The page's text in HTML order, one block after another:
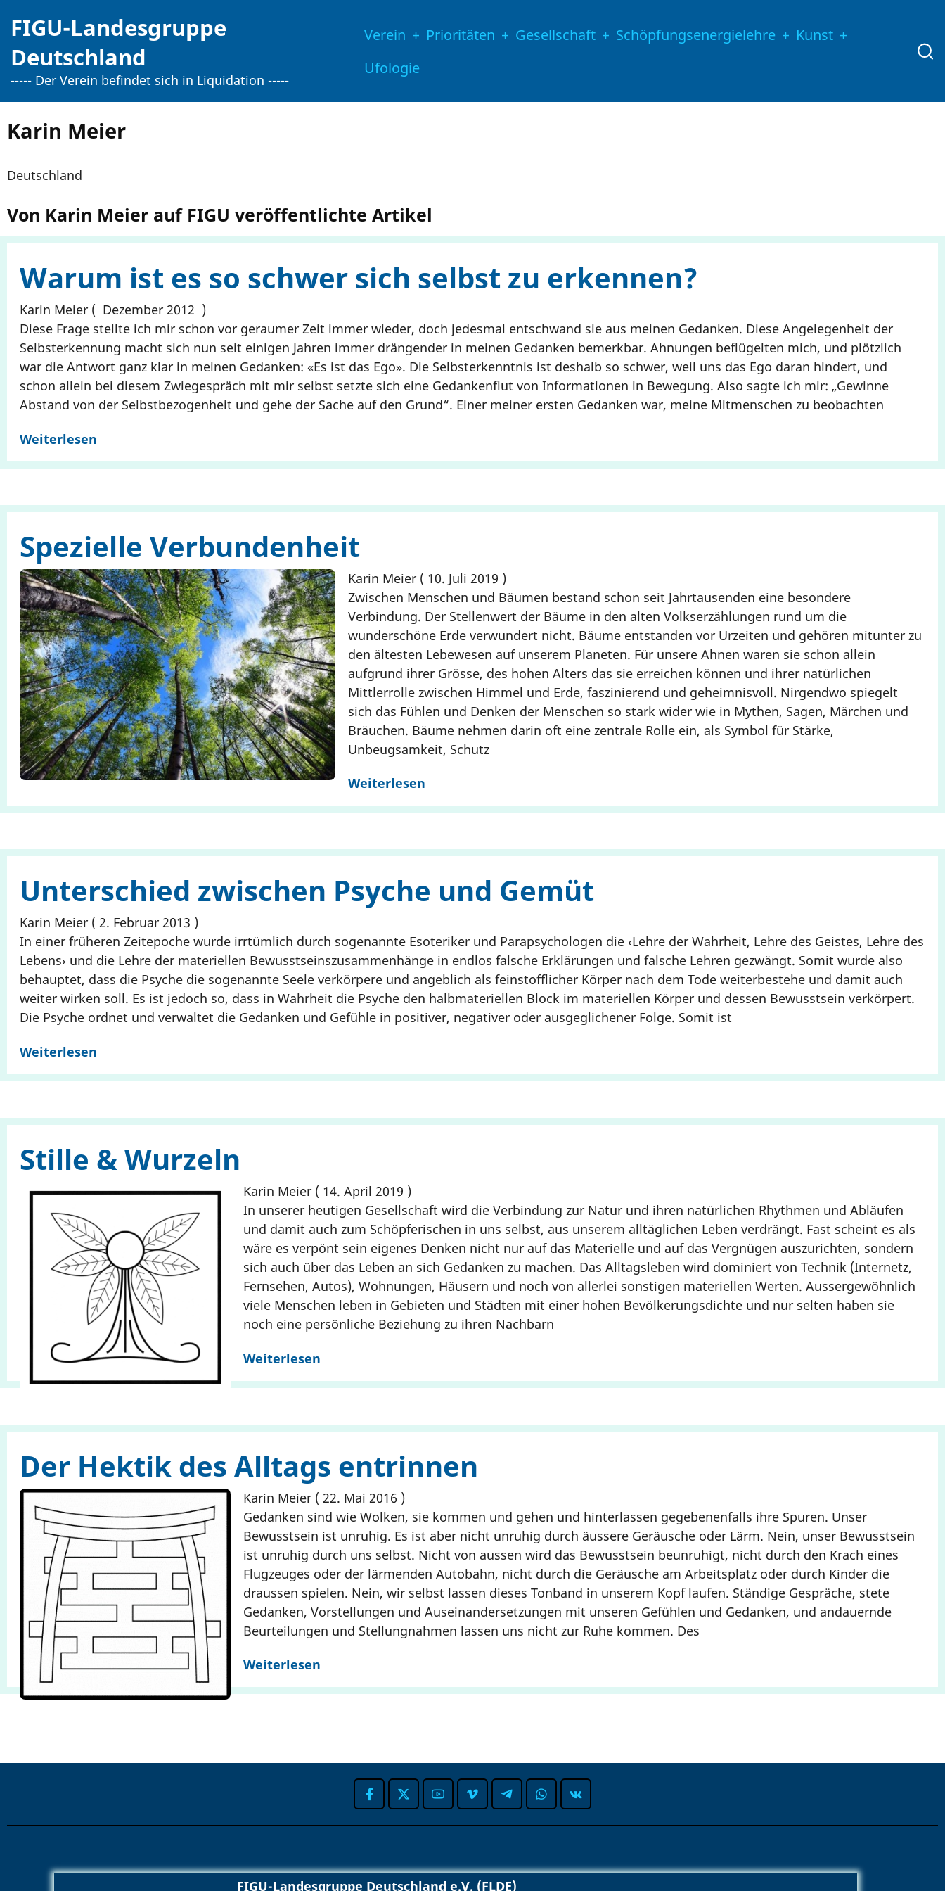
zum
Inhalt
FIGU-Landesgruppe
Deutschland
----- Der Verein befindet sich in Liquidation -----
Hauptnavigation
Verein Prioritäten Gesellschaft Schöpfungsenergielehre
Kunst
Ufologie
Karin Meier
Deutschland
Von Karin Meier auf FIGU veröffentlichte Artikel
Warum ist es so schwer sich selbst zu erkennen?
Karin Meier
Dezember 2012
Diese Frage stellte ich mir schon vor geraumer Zeit immer wieder, doch jedesmal entschwand sie aus meinen Gedanken. Diese Angelegenheit der
Selbsterkennung macht sich nun seit einigen Jahren immer drängender in meinen Gedanken bemerkbar. Ahnungen beflügelten mich, und plötzlich
war die Antwort ganz klar in meinen Gedanken: «Es ist das Ego». Die Selbsterkenntnis ist deshalb so schwer, weil uns das Ego daran hindert, und
schon allein bei diesem Zwiegespräch mit mir selbst setzte sich eine Gedankenflut von Informationen in Bewegung. Also sagte ich mir: „Gewinne
Abstand von der Selbstbezogenheit und gehe der Sache auf den Grund“. Einer meiner ersten Gedanken war, meine Mitmenschen zu beobachten
Weiterlesen
Spezielle Verbundenheit
Karin Meier
10. Juli 2019
Zwischen Menschen und Bäumen bestand schon seit Jahrtausenden eine besondere
Verbindung. Der Stellenwert der Bäume in den alten Volkserzählungen rund um die
wunderschöne Erde verwundert nicht. Bäume entstanden vor Urzeiten und gehören mitunter zu
den ältesten Lebewesen auf unserem Planeten. Für unsere Ahnen waren sie schon allein
aufgrund ihrer Grösse, des hohen Alters das sie erreichen können und ihrer natürlichen
Mittlerrolle zwischen Himmel und Erde, faszinierend und geheimnisvoll. Nirgendwo spiegelt
sich das Fühlen und Denken der Menschen so stark wider wie in Mythen, Sagen, Märchen und
Bräuchen. Bäume nehmen darin oft eine zentrale Rolle ein, als Symbol für Stärke,
Unbeugsamkeit, Schutz
Weiterlesen
Unterschied zwischen Psyche und Gemüt
Karin Meier
2. Februar 2013
In einer früheren Zeitepoche wurde irrtümlich durch sogenannte Esoteriker und Parapsychologen die ‹Lehre der Wahrheit, Lehre des Geistes, Lehre des
Lebens› und die Lehre der materiellen Bewusstseinszusammenhänge in endlos falsche Erklärungen und falsche Lehren gezwängt. Somit wurde also
behauptet, dass die Psyche die sogenannte Seele verkörpere und angeblich als feinstofflicher Körper nach dem Tode weiterbestehe und damit auch
weiter wirken soll. Es ist jedoch so, dass in Wahrheit die Psyche den halbmateriellen Block im materiellen Körper und dessen Bewusstsein verkörpert.
Die Psyche ordnet und verwaltet die Gedanken und Gefühle in positiver, negativer oder ausgeglichener Folge. Somit ist
Weiterlesen
Stille & Wurzeln
Karin Meier
14. April 2019
In unserer heutigen Gesellschaft wird die Verbindung zur Natur und ihren natürlichen Rhythmen und Abläufen
und damit auch zum Schöpferischen in uns selbst, aus unserem alltäglichen Leben verdrängt. Fast scheint es als
wäre es verpönt sein eigenes Denken nicht nur auf das Materielle und auf das Vergnügen auszurichten, sondern
sich auch über das Leben an sich Gedanken zu machen. Das Alltagsleben wird dominiert von Technik (Internetz,
Fernsehen, Autos), Wohnungen, Häusern und noch von allerlei sonstigen materiellen Werten. Aussergewöhnlich
viele Menschen leben in Gebieten und Städten mit einer hohen Bevölkerungsdichte und nur selten haben sie
noch eine persönliche Beziehung zu ihren Nachbarn
Weiterlesen
Der Hektik des Alltags entrinnen
Karin Meier
22. Mai 2016
Gedanken sind wie Wolken, sie kommen und gehen und hinterlassen gegebenenfalls ihre Spuren. Unser
Bewusstsein ist unruhig. Es ist aber nicht unruhig durch äussere Geräusche oder Lärm. Nein, unser Bewusstsein
ist unruhig durch uns selbst. Nicht von aussen wird das Bewusstsein beunruhigt, nicht durch den Krach eines
Flugzeuges oder der lärmenden Autobahn, nicht durch die Geräusche am Arbeitsplatz oder durch Kinder die
draussen spielen. Nein, wir selbst lassen dieses Tonband in unserem Kopf laufen. Ständige Gespräche, stete
Gedanken, Vorstellungen und Auseinandersetzungen mit unseren Gefühlen und Gedanken, und andauernde
Beurteilungen und Stellungnahmen lassen uns nicht zur Ruhe kommen. Des
Weiterlesen
FIGU-Landesgruppe Deutschland e.V. (FLDE)